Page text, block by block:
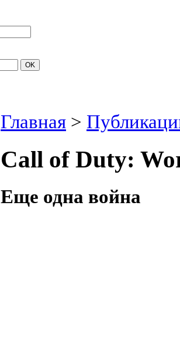
Главная >
Call of Duty:
Еще одна война